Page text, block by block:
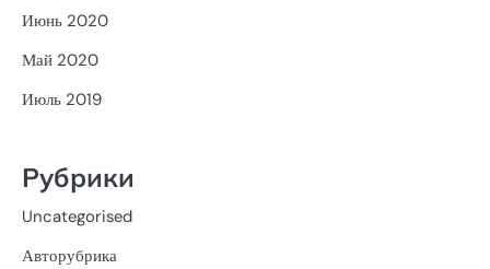
Июнь 2020
Май 2020
Июль 2019
Рубрики
Uncategorised
Авторубрика